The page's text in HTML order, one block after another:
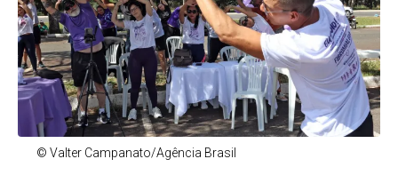
© Valter Campanato/Agência Brasil